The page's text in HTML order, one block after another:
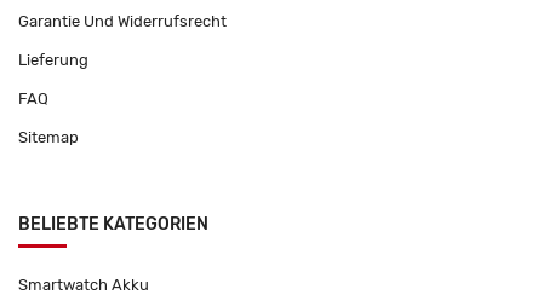
Garantie Und Widerrufsrecht
Lieferung
FAQ
Sitemap
BELIEBTE KATEGORIEN
Smartwatch Akku